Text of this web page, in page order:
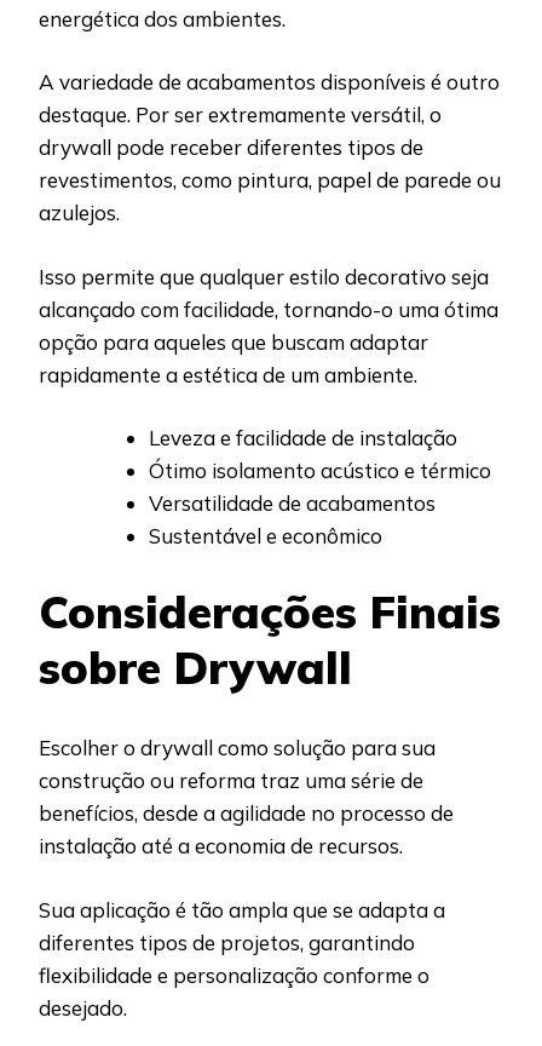
energética dos ambientes.
A variedade de acabamentos disponíveis é outro
destaque. Por ser extremamente versátil, o
drywall pode receber diferentes tipos de
revestimentos, como pintura, papel de parede ou
azulejos.
Isso permite que qualquer estilo decorativo seja
alcançado com facilidade, tornando-o uma ótima
opção para aqueles que buscam adaptar
rapidamente a estética de um ambiente.
Leveza e facilidade de instalação
Ótimo isolamento acústico e térmico
Versatilidade de acabamentos
Sustentável e econômico
Considerações Finais
sobre Drywall
Escolher o drywall como solução para sua
construção ou reforma traz uma série de
benefícios, desde a agilidade no processo de
instalação até a economia de recursos.
Sua aplicação é tão ampla que se adapta a
diferentes tipos de projetos, garantindo
flexibilidade e personalização conforme o
desejado.